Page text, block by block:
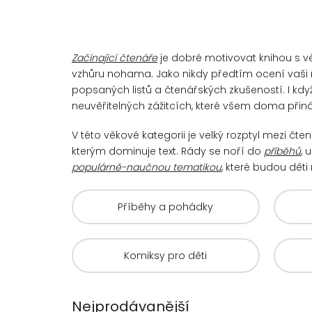
Začínající čtenářeje dobré motivovat knihou s
vzhůru nohama. Jako nikdy předtím ocení
popsaných listů a čtenářských zkušeností. I
neuvěřitelných zážitcích, které všem doma
V této věkové kategorii je velký rozptyl mezi
kterým dominuje text. Rády se noří do příběhů,
populárně-naučnou tematikou, které budou
Příběhy a pohádky
Komiksy pro děti
Nejprodávanější